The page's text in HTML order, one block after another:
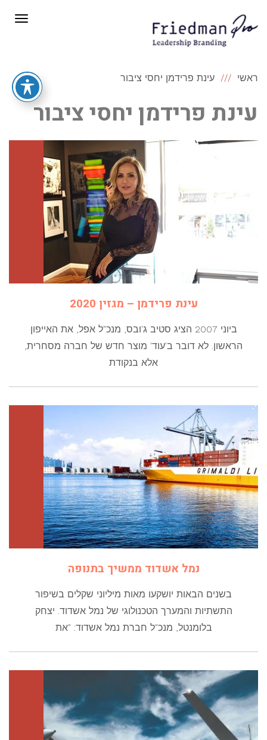
ראשי עינת פרידמן יחסי ציבור
עינת פרידמן יחסי ציבור
עינת פרידמן – מגזין 2020
ביוני 2007 הציג סטיב ג'ובס, מנכ"ל אפל, את האייפון
הראשון. לא דובר ב'עוד' מוצר חדש של חברה מסחרית,
אלא בנקודת
נמל אשדוד ממשיך בתנופה
בשנים הבאות יושקעו מאות מיליוני שקלים בשיפור
התשתיות והמערך הטכנולוגי של נמל אשדוד. יצחק
בלומנטל, מנכ"ל חברת נמל אשדוד: "את